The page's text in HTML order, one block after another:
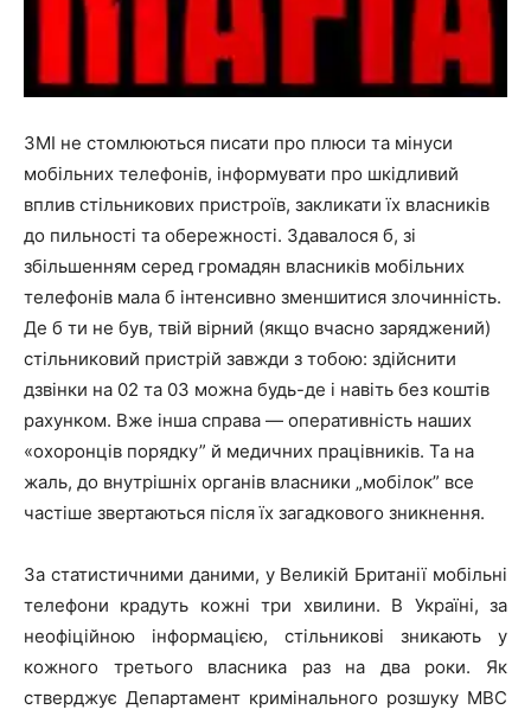
ЗМІ не стомлюються писати про плюси та мінуси
мобільних телефонів, інформувати про шкідливий
вплив стільникових пристроїв, закликати їх власників
до пильності та обережності. Здавалося б, зі
збільшенням серед громадян власників мобільних
телефонів мала б інтенсивно зменшитися злочинність.
Де б ти не був, твій вірний (якщо вчасно заряджений)
стільниковий пристрій завжди з тобою: здійснити
дзвінки на 02 та 03 можна будь-де і навіть без коштів
рахунком. Вже інша справа ― оперативність наших
«охоронців порядку” й медичних працівників. Та на
жаль, до внутрішніх органів власники „мобілок” все
частіше звертаються після їх загадкового зникнення.
За статистичними даними, у Великій Британії мобільні
телефони крадуть кожні три хвилини. В Україні, за
неофіційною інформацією, стільникові зникають у
кожного третього власника раз на два роки. Як
стверджує Департамент кримінального розшуку МВС